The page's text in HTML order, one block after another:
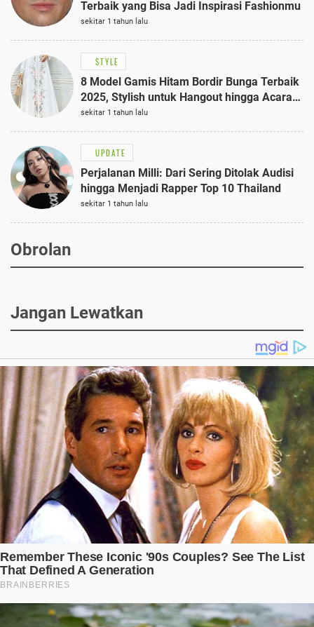
Terbaik yang Bisa Jadi Inspirasi Fashionmu
sekitar 1 tahun lalu
STYLE
8 Model Gamis Hitam Bordir Bunga Terbaik
2025, Stylish untuk Hangout hingga Acara
Semi-Formal
sekitar 1 tahun lalu
UPDATE
Perjalanan Milli: Dari Sering Ditolak Audisi
hingga Menjadi Rapper Top 10 Thailand
sekitar 1 tahun lalu
Obrolan
Jangan Lewatkan